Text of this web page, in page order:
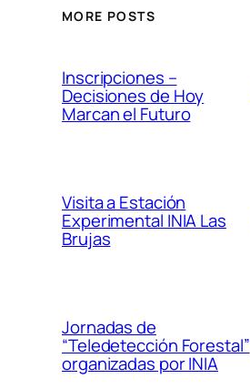
MORE POSTS
Inscripciones –
Decisiones de Hoy
Marcan el Futuro
Visita a Estación
Experimental INIA Las
Brujas
Jornadas de
“Teledetección Forestal”
organizadas por INIA